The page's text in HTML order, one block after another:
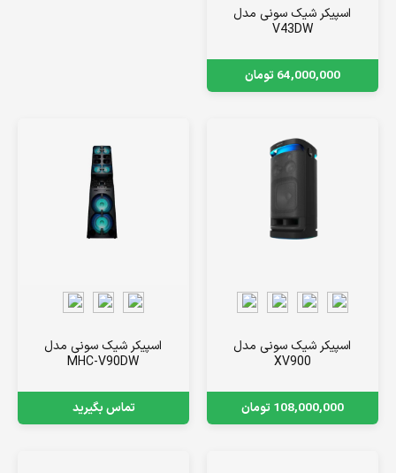
اسپیکر شیک سونی مدل
V43DW
64,000,000تومان
اسپیکر شیک سونی مدل
XV900
108,000,000تومان
اسپیکر شیک سونی مدل
MHC-V90DW
تماس بگیرید